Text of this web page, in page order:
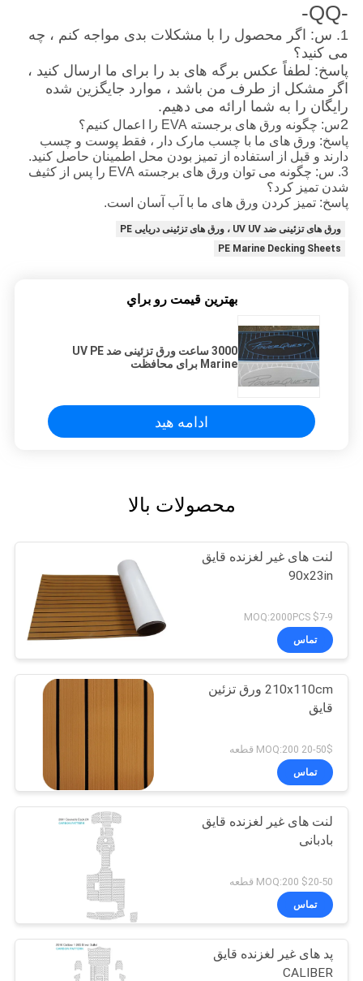
-QQ-
1. س: اگر محصول را با مشکلات بدی مواجه کنم ، چه
می کنید؟
پاسخ: لطفاً عکس برگه های بد را برای ما ارسال کنید ،
اگر مشکل از طرف من باشد ، موارد جایگزین شده
رایگان را به شما ارائه می دهیم.
2س: چگونه ورق های برجسته EVA را اعمال کنیم؟
پاسخ: ورق های ما با چسب مارک دار ، فقط پوست و چسب
دارند و قبل از استفاده از تمیز بودن محل اطمینان حاصل کنید.
3. س: چگونه می توان ورق های برجسته EVA را پس از کثیف
شدن تمیز کرد؟
پاسخ: تمیز کردن ورق های ما با آب آسان است.
ورق های تزئینی ضد UV UV ، ورق های تزئینی دریایی PE
PE Marine Decking Sheets
بهترين قيمت رو براي
3000 ساعت ورق تزئینی ضد UV PE
Marine برای محافظت
ادامه هید
محصولات بالا
لنت های غیر لغزنده قایق
90x23in
$7-9 MOQ:2000PCS
تماس
210x110cm ورق تزئین
قایق
20-50$ MOQ:200 قطعه
تماس
لنت های غیر لغزنده قایق
بادبانی
$20-50 MOQ:200 قطعه
تماس
پد های غیر لغزنده قایق
CALIBER